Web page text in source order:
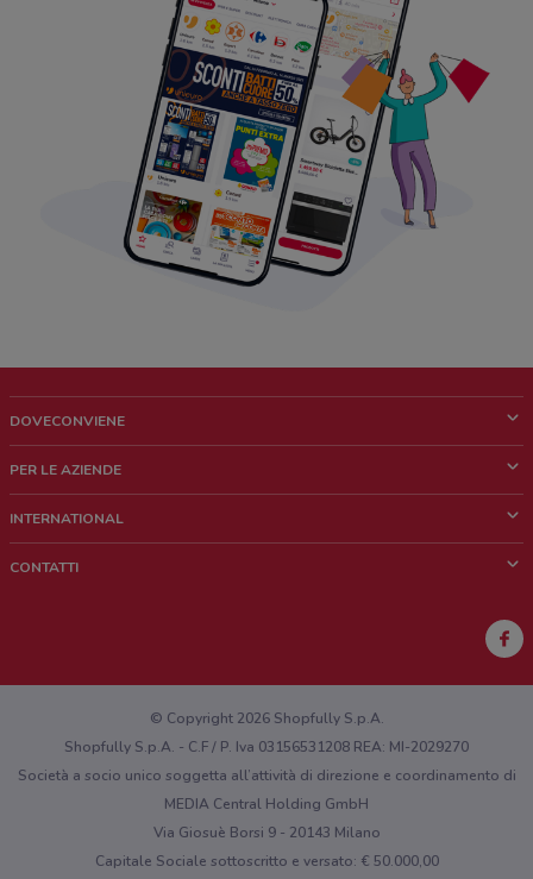
DOVECONVIENE
Chi siamo
Lavora con noi
PER LE AZIENDE
Richieste commerciali e marketing
INTERNATIONAL
CONTATTI
Hai un malfunzionamento sul web o sull'app?
© Copyright 2026 Shopfully S.p.A.
Shopfully S.p.A. - C.F / P. Iva 03156531208 REA: MI-2029270
Società a socio unico soggetta all’attività di direzione e coordinamento di
MEDIA Central Holding GmbH
Via Giosuè Borsi 9 - 20143 Milano
Capitale Sociale sottoscritto e versato: € 50.000,00